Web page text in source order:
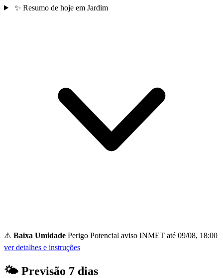
✨ Resumo de hoje em Jardim
⚠️ Baixa Umidade Perigo Potencial aviso INMET até 09/08, 18:00
ver detalhes e instruções
🌤 Previsão 7 dias